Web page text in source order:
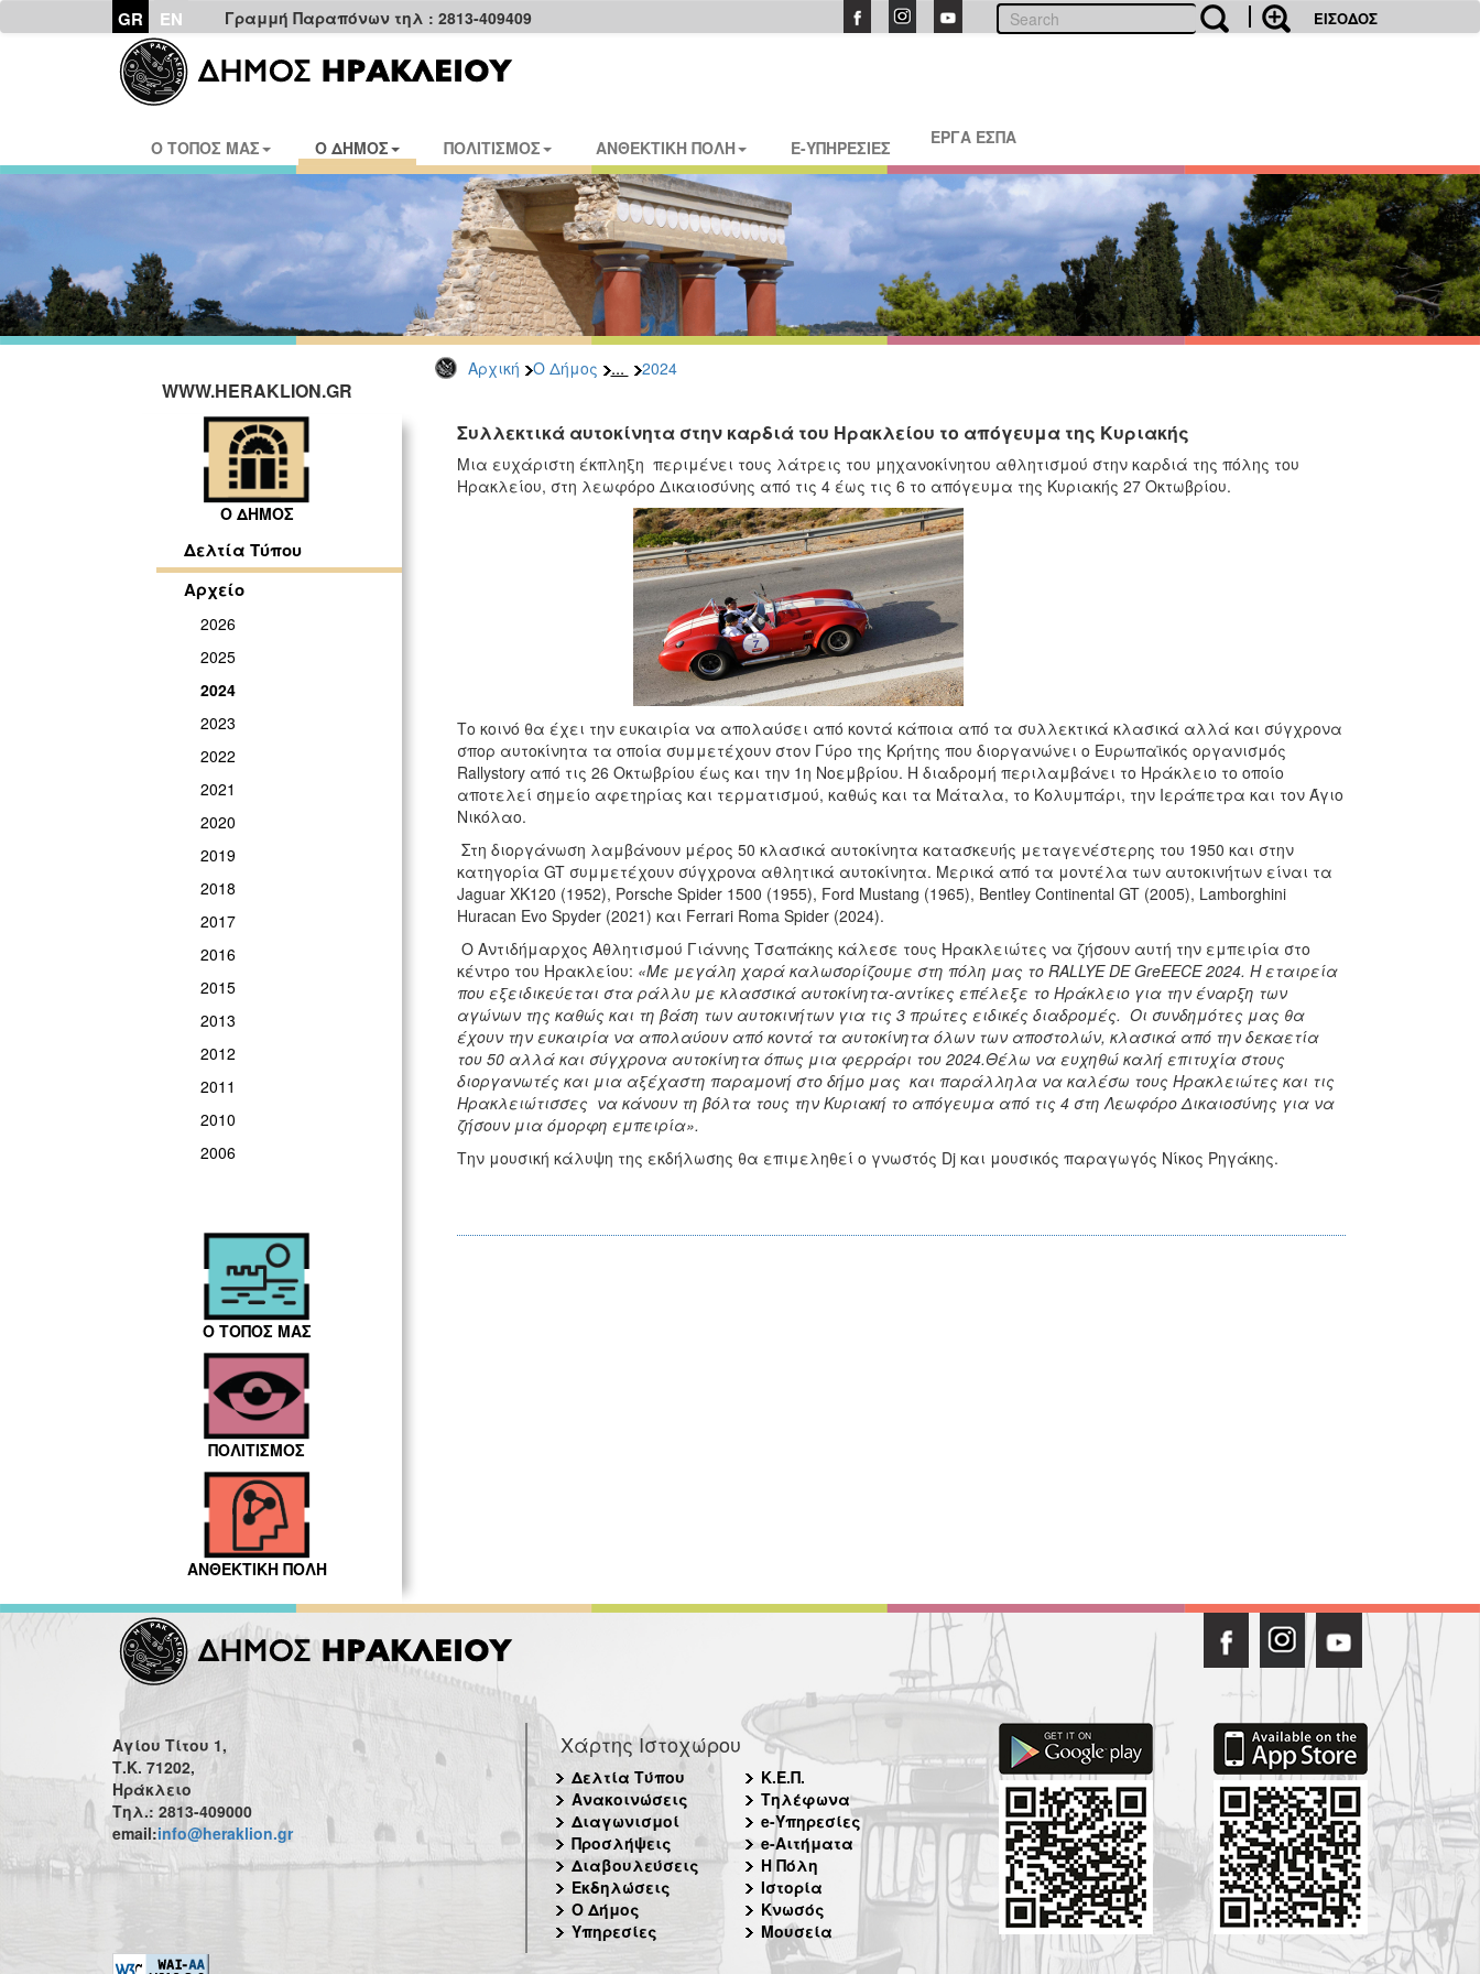
GR EN Γραμμή Παραπόνων τηλ : 2813-409409 ΕΙΣΟΔΟΣ
Ο ΤΟΠΟΣ ΜΑΣ Ο ΔΗΜΟΣ ΠΟΛΙΤΙΣΜΟΣ ΑΝΘΕΚΤΙΚΗ ΠΟΛΗ E-ΥΠΗΡΕΣΙΕΣ ΕΡΓΑ ΕΣΠΑ
Αρχική Ο Δήμος ... 2024
WWW.HERAKLION.GR
Ο ΔΗΜΟΣ
Δελτία Τύπου
Αρχείο
2026
2025
2024
2023
2022
2021
2020
2019
2018
2017
2016
2015
2013
2012
2011
2010
2006
Ο ΤΟΠΟΣ ΜΑΣ
ΠΟΛΙΤΙΣΜΟΣ
ΑΝΘΕΚΤΙΚΗ ΠΟΛΗ
Συλλεκτικά αυτοκίνητα στην καρδιά του Ηρακλείου το απόγευμα της Κυριακής
Μια ευχάριστη έκπληξη περιμένει τους λάτρεις του μηχανοκίνητου αθλητισμού στην καρδιά της πόλης του
Ηρακλείου, στη λεωφόρο Δικαιοσύνης από τις 4 έως τις 6 το απόγευμα της Κυριακής 27 Οκτωβρίου.
Το κοινό θα έχει την ευκαιρία να απολαύσει από κοντά κάποια από τα συλλεκτικά κλασικά αλλά και σύγχρονα
σπορ αυτοκίνητα τα οποία συμμετέχουν στον Γύρο της Κρήτης που διοργανώνει ο Ευρωπαϊκός οργανισμός
Rallystory από τις 26 Οκτωβρίου έως και την 1η Νοεμβρίου. Η διαδρομή περιλαμβάνει το Ηράκλειο το οποίο
αποτελεί σημείο αφετηρίας και τερματισμού, καθώς και τα Μάταλα, το Κολυμπάρι, την Ιεράπετρα και τον Άγιο
Νικόλαο.
Στη διοργάνωση λαμβάνουν μέρος 50 κλασικά αυτοκίνητα κατασκευής μεταγενέστερης του 1950 και στην
κατηγορία GT συμμετέχουν σύγχρονα αθλητικά αυτοκίνητα. Μερικά από τα μοντέλα των αυτοκινήτων είναι τα
Jaguar XK120 (1952), Porsche Spider 1500 (1955), Ford Mustang (1965), Bentley Continental GT (2005), Lamborghini
Huracan Evo Spyder (2021) και Ferrari Roma Spider (2024).
Ο Αντιδήμαρχος Αθλητισμού Γιάννης Τσαπάκης κάλεσε τους Ηρακλειώτες να ζήσουν αυτή την εμπειρία στο
κέντρο του Ηρακλείου: «Με μεγάλη χαρά καλωσορίζουμε στη πόλη μας το RALLYE DE GreEECE2024. Η εταιρεία
που εξειδικεύεται στα ράλλυ με κλασσικά αυτοκίνητα-αντίκες επέλεξε το Ηράκλειο για την έναρξη των
αγώνων της καθώς και τη βάση των αυτοκινήτων για τις 3 πρώτες ειδικές διαδρομές. Οι συνδημότες μας θα
έχουν την ευκαιρία να απολαύουν από κοντά τα αυτοκίνητα όλων των αποστολών, κλασικά από την δεκαετία
του 50 αλλά και σύγχρονα αυτοκίνητα όπως μια φερράρι του 2024.Θέλω να ευχηθώ καλή επιτυχία στους
διοργανωτές και μια αξέχαστη παραμονή στο δήμο μας και παράλληλα να καλέσω τους Ηρακλειώτες και τις
Ηρακλειώτισσες να κάνουν τη βόλτα τους την Κυριακή το απόγευμα από τις 4 στη Λεωφόρο Δικαιοσύνης για να
ζήσουν μια όμορφη εμπειρία».
Την μουσική κάλυψη της εκδήλωσης θα επιμεληθεί ο γνωστός Dj και μουσικός παραγωγός Νίκος Ρηγάκης.
Αγίου Τίτου 1,
Τ.Κ. 71202,
Ηράκλειο
Τηλ.: 2813-409000
email:info@heraklion.gr
Χάρτης Ιστοχώρου
Δελτία Τύπου
Ανακοινώσεις
Διαγωνισμοί
Προσλήψεις
Διαβουλεύσεις
Εκδηλώσεις
Ο Δήμος
Υπηρεσίες
Κ.Ε.Π.
Τηλέφωνα
e-Υπηρεσίες
e-Αιτήματα
Η Πόλη
Ιστορία
Κνωσός
Μουσεία